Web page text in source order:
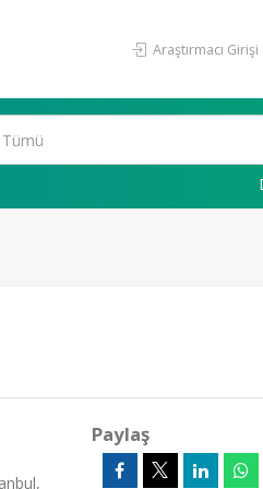
Araştırmacı Girişi
Paylaş